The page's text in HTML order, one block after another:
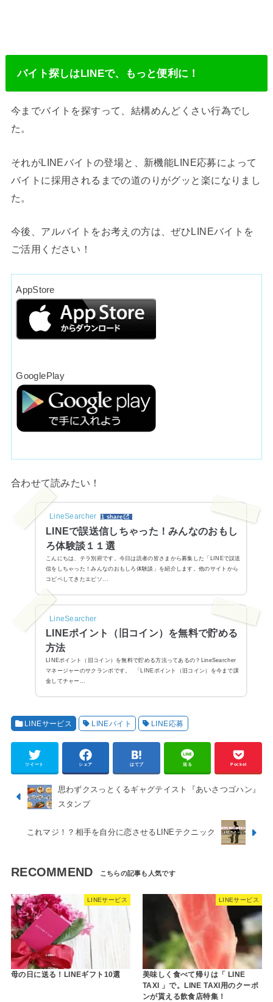
バイト探しはLINEで、もっと便利に！
今までバイトを探すって、結構めんどくさい行為でし
た。
それがLINEバイトの登場と、新機能LINE応募によって
バイトに採用されるまでの道のりがグッと楽になりまし
た。
今後、アルバイトをお考えの方は、ぜひLINEバイトを
ご活用ください！
AppStore
GooglePlay
合わせて読みたい！
LineSearcher 1 share
LINEで誤送信しちゃった！みんなのおもし
ろ体験談１１選
こんにちは、テラ別府です。今日は読者の皆さまから募集した「LINEで誤送
信をしちゃった！みんなのおもしろ体験談」を紹介します。他のサイトから
コピペしてきたエピソ...
LineSearcher
LINEポイント（旧コイン）を無料で貯める
方法
LINEポイント（旧コイン）を無料で貯める方法ってあるの？LineSearcher
マネージャーのサクランボです。 「LINEポイント（旧コイン）を今まで課
金してチャー...
LINEサービス LINEバイト LINE応募
ツイート シェア はてブ 送る Pocket
思わずクスっとくるギャグテイスト『あいさつゴハン』
スタンプ
これマジ！？相手を自分に恋させるLINEテクニック
RECOMMEND
LINEサービス
母の日に送る！LINEギフト10選
LINEサービス
美味しく食べて帰りは「 LINE
TAXI 」で。LINE TAXI用のクーポ
ンが貰える飲食店特集！